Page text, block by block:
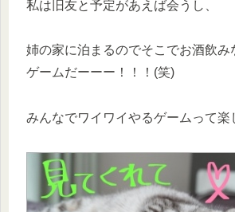
私は旧友と予定があえば会うし、
姉の家に泊まるのでそこでお酒飲み
ゲームだーーー！！！(笑)
みんなでワイワイやるゲームって